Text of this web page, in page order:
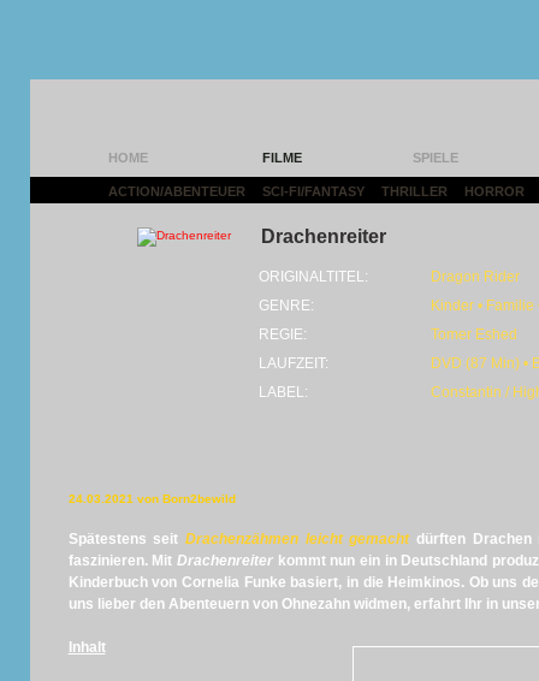
HOME FILME SPIELE
ACTION/ABENTEUER SCI-FI/FANTASY THRILLER HORROR
Drachenreiter
ORIGINALTITEL:
Dragon Rider
GENRE:
Kinder • Familie
REGIE:
Tomer Eshed
LAUFZEIT:
DVD (87 Min) •
LABEL:
Constantin /
24.03.2021 von Born2bewild
Spätestens seit Drachenzähmen leicht gemachtdürften Drachen
faszinieren. Mit Drachenreiterkommt nun ein in Deutschland
Kinderbuch von Cornelia Funke basiert, in die Heimkinos. Ob uns
uns lieber den Abenteuern von Ohnezahn widmen, erfahrt Ihr in
Inhalt